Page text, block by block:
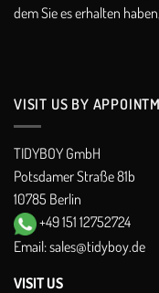
dem Sie es erhalten
VISIT US BY
TIDYBOY GmbH
Potsdamer Straße 81b
10785 Berlin
+49 151 12752724
Email:sales@tidyboy.de
VISIT US